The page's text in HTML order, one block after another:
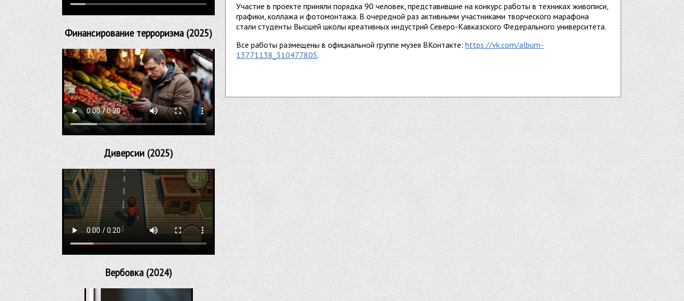
Финансирование терроризма (2025)
Диверсии (2025)
Вербовка (2024)
Участие в проекте приняли порядка 90 человек, представившие на конкурс работы в техниках живописи,
графики, коллажа и фотомонтажа. В очередной раз активными участниками творческого марафона
стали студенты Высшей школы креативных индустрий Северо-Кавказского Федерального университета.
Все работы размещены в официальной группе музея ВКонтакте: https://vk.com/album-
13771138_310477805.